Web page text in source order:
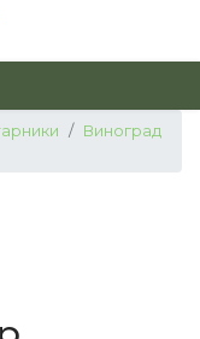
Виноград